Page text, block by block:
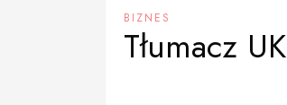
BIZNES
Tłumacz UK